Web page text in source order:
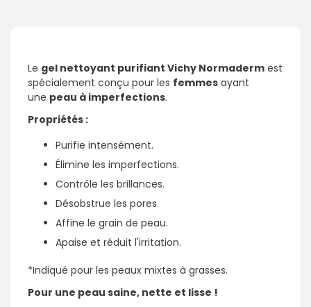
Le gel nettoyant purifiant Vichy Normaderm est
spécialement conçu pour les femmes ayant
une peau à imperfections.
Propriétés :
Purifie intensément.
Élimine les imperfections.
Contrôle les brillances.
Désobstrue les pores.
Affine le grain de peau.
Apaise et réduit l'irritation.
*Indiqué pour les peaux mixtes à grasses.
Pour une peau saine, nette et lisse !